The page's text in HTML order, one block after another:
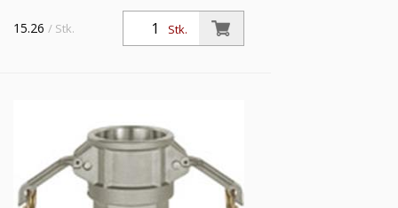
Stk.
15.26 / Stk.